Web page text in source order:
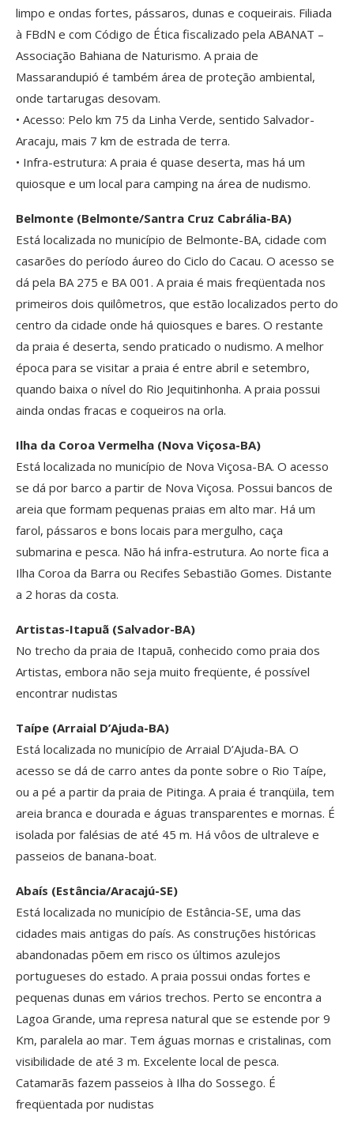
limpo e ondas fortes, pássaros, dunas e coqueirais. Filiada
à FBdN e com Código de Ética fiscalizado pela ABANAT –
Associação Bahiana de Naturismo. A praia de
Massarandupió é também área de proteção ambiental,
onde tartarugas desovam.
• Acesso: Pelo km 75 da Linha Verde, sentido Salvador­
Aracaju, mais 7 km de estrada de terra.
• Infra-estrutura: A praia é quase deserta, mas há um
quiosque e um local para camping na área de nudismo.
Belmonte (Belmonte/Santra Cruz Cabrália-BA)
Está localizada no município de Belmonte-BA, cidade com
casarões do período áureo do Ciclo do Cacau. O acesso se
dá pela BA 275 e BA 001. A praia é mais freqüentada nos
primeiros dois quilômetros, que estão localizados perto do
centro da cidade onde há quiosques e bares. O restante
da praia é deserta, sendo praticado o nudismo. A melhor
época para se visitar a praia é entre abril e setembro,
quando baixa o nível do Rio Jequitinhonha. A praia possui
ainda ondas fracas e coqueiros na orla.
Ilha da Coroa Vermelha (Nova Viçosa-BA)
Está localizada no município de Nova Viçosa-BA. O acesso
se dá por barco a partir de Nova Viçosa. Possui bancos de
areia que formam pequenas praias em alto mar. Há um
farol, pássaros e bons locais para mergulho, caça
submarina e pesca. Não há infra-estrutura. Ao norte fica a
Ilha Coroa da Barra ou Recifes Sebastião Gomes. Distante
a 2 horas da costa.
Artistas-Itapuã (Salvador-BA)
No trecho da praia de Itapuã, conhecido como praia dos
Artistas, embora não seja muito freqüente, é possível
encontrar nudistas
Taípe (Arraial D’Ajuda-BA)
Está localizada no município de Arraial D’Ajuda-BA. O
acesso se dá de carro antes da ponte sobre o Rio Taípe,
ou a pé a partir da praia de Pitinga. A praia é tranqüila, tem
areia branca e dourada e águas transparentes e mornas. É
isolada por falésias de até 45 m. Há vôos de ultraleve e
passeios de banana-boat.
Abaís (Estância/Aracajú-SE)
Está localizada no município de Estância-SE, uma das
cidades mais antigas do país. As construções históricas
abandonadas põem em risco os últimos azulejos
portugueses do estado. A praia possui ondas fortes e
pequenas dunas em vários trechos. Perto se encontra a
Lagoa Grande, uma represa natural que se estende por 9
Km, paralela ao mar. Tem águas mornas e cristalinas, com
visibilidade de até 3 m. Excelente local de pesca.
Catamarãs fazem passeios à Ilha do Sossego. É
freqüentada por nudistas